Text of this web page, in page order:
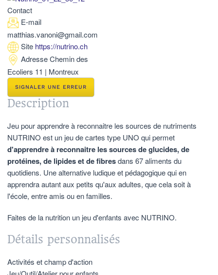
Contact
E-mail
matthias.vanoni@gmail.com
Site https://nutrino.ch
AdresseChemin des
Ecoliers 11 | Montreux
SIGNALER UNE ERREUR
Description
Jeu pour apprendre à reconnaitre les sources de nutriments
NUTRINO est un jeu de cartes type UNO qui permet
d'apprendre à reconnaitre les sources de glucides, de
protéines, de lipides et de fibresdans 67 aliments du
quotidiens. Une alternative ludique et pédagogique qui en
apprendra autant aux petits qu'aux adultes, que cela soit à
l'école, entre amis ou en familles.
Faites de la nutrition un jeu d'enfants avec NUTRINO.
Détails personnalisés
Activités et champ d'action